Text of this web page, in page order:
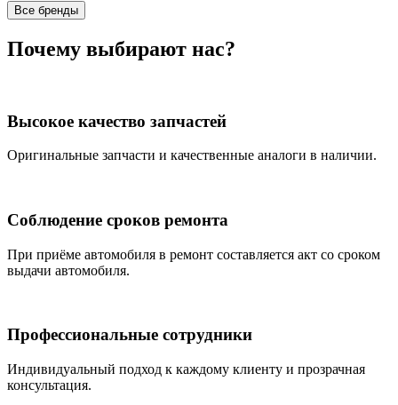
Все бренды
Почему выбирают нас?
Высокое качество запчастей
Оригинальные запчасти и качественные аналоги в наличии.
Соблюдение сроков ремонта
При приёме автомобиля в ремонт составляется акт со сроком
выдачи автомобиля.
Профессиональные сотрудники
Индивидуальный подход к каждому клиенту и прозрачная
консультация.